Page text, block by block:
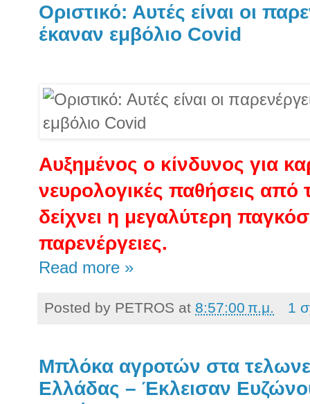
Οριστικό: Αυτές είναι οι
έκαναν εμβόλιο Covid
Αυξημένος ο κίνδυνος για
νευρολογικές παθήσεις από
δείχνει η μεγαλύτερη
παρενέργειες.
Read more »
Posted by PETROS at 8:57:00 π.μ. 1
Μπλόκα αγροτών στα
Ελλάδας – Έκλεισαν